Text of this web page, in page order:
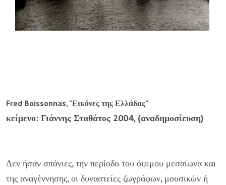
Fred Boissonnas, "Εικόνες της Ελλάδας"
κείμενο: Γιάννης Σταθάτος 2004, (αναδημοσίευση)
Δεν ήσαν σπάνιες, την περίοδο του όψιμου μεσαίωνα και
της αναγέννησης, οι δυναστείες ζωγράφων, μουσικών ή